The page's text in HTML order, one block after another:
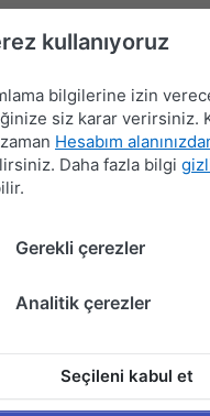
Yeni Ürünler
kullanıyoruz
bilgilerine izin
siz karar verirsiniz.
Hesabım
Daha fazla bilgi
Gerekli çerezler
Analitik çerezler
Seçileni kabul et